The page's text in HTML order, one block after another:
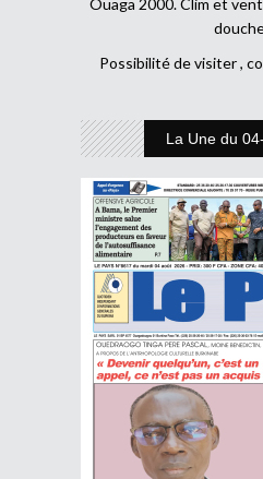
Possibilité de visiter ,
La Une du